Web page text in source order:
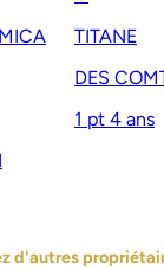
TITANE
DES
1 pt 4 ans
d'autres